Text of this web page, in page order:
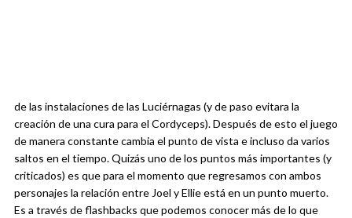
de las instalaciones de las Luciérnagas (y de paso evitara la
creación de una cura para el Cordyceps). Después de esto el juego
de manera constante cambia el punto de vista e incluso da varios
saltos en el tiempo. Quizás uno de los puntos más importantes (y
criticados) es que para el momento que regresamos con ambos
personajes la relación entre Joel y Ellie está en un punto muerto.
Es a través de flashbacks que podemos conocer más de lo que